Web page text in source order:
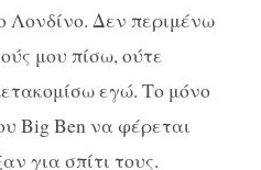
Λονδίνο. Δεν περιμένω
μου πίσω, ούτε
εγώ. Το μόνο
BigBenνα φέρεται
για σπίτι τους.